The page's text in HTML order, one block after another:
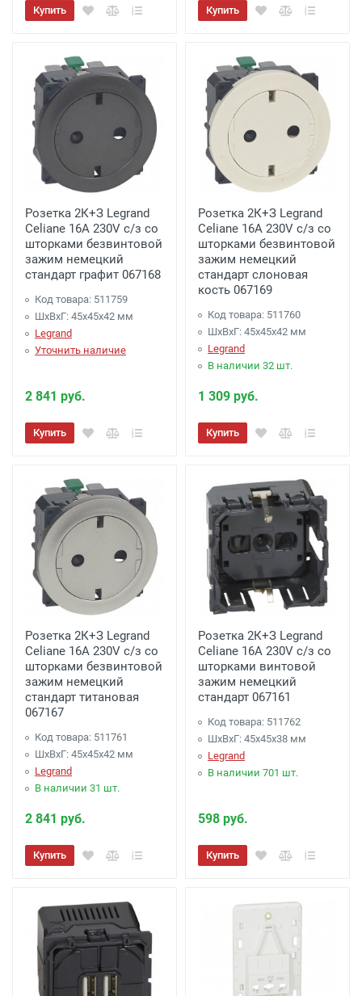
Купить Купить
Розетка 2К+З Legrand
Celiane 16A 230V с/з со
шторками безвинтовой
зажим немецкий
стандарт графит 067168
Код товара: 511759
ШхВхГ: 45x45x42 мм
Legrand
Уточнить наличие
2 841 руб.
Купить
Розетка 2К+З Legrand
Celiane 16A 230V с/з со
шторками безвинтовой
зажим немецкий
стандарт слоновая
кость 067169
Код товара: 511760
ШхВхГ: 45x45x42 мм
Legrand
В наличии 32 шт.
1 309 руб.
Купить
Розетка 2К+З Legrand
Celiane 16A 230V с/з со
шторками безвинтовой
зажим немецкий
стандарт титановая
067167
Код товара: 511761
ШхВхГ: 45x45x42 мм
Legrand
В наличии 31 шт.
2 841 руб.
Купить
Розетка 2К+З Legrand
Celiane 16A 230V с/з со
шторками винтовой
зажим немецкий
стандарт 067161
Код товара: 511762
ШхВхГ: 45x45x38 мм
Legrand
В наличии 701 шт.
598 руб.
Купить